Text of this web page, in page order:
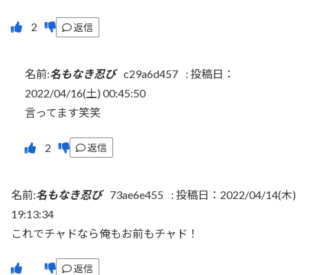
返信
名前:名もなき忍び c29a6d457 : 投稿日：
2022/04/16(土) 00:45:50
言ってます笑笑
返信
名前:名もなき忍び 73ae6e455 : 投稿日：2022/04/14(木)
19:13:34
これでチャドなら俺もお前もチャド！
返信